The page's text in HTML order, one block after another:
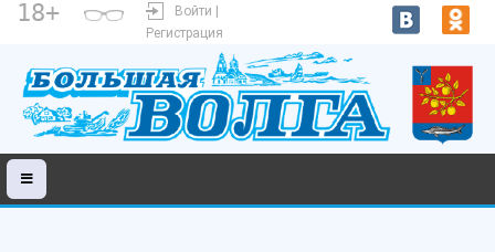
18+
Войти |
Регистрация